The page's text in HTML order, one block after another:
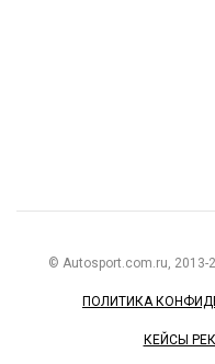
© Autosport.com.ru, 2013-
ПОЛИТИКА
КЕЙСЫ